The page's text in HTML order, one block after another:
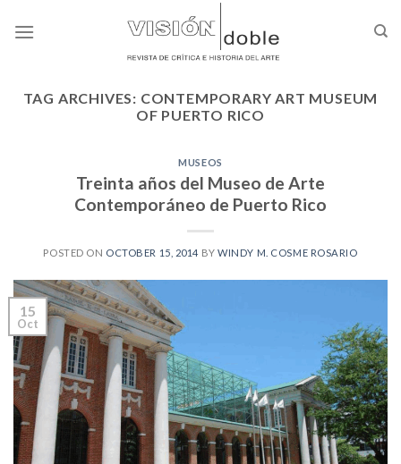
TAG ARCHIVES: CONTEMPORARY ART MUSEUM
OF PUERTO RICO
MUSEOS
Treinta años del Museo de Arte
Contemporáneo de Puerto Rico
POSTED ON OCTOBER 15, 2014 BYWINDY M. COSME ROSARIO
15
Oct